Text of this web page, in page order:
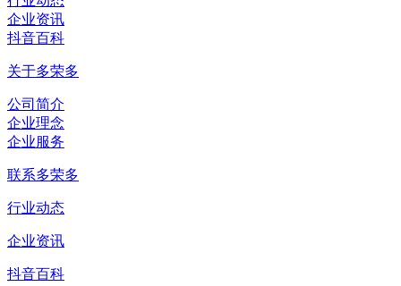
企业资讯
抖音百科
关于多荣多
公司简介
企业理念
企业服务
联系多荣多
行业动态
企业资讯
抖音百科